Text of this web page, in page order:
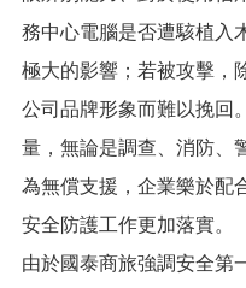
站
安
政
策
隱
私
政
策
務中心電腦是否遭駭植入
極大的影響；若被攻擊，
公司品牌形象而難以挽回
量，無論是調查、消防、
為無償支援，企業樂於配
安全防護工作更加落實。
由於國泰商旅強調安全第